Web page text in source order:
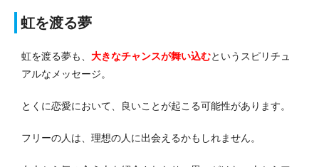
虹を渡る夢
虹を渡る夢も、 大きなチャンスが舞い込むというスピリチュ
アルなメッセージ。
とくに恋愛において、良いことが起こる可能性があります。
フリーの人は、理想の人に出会えるかもしれません。